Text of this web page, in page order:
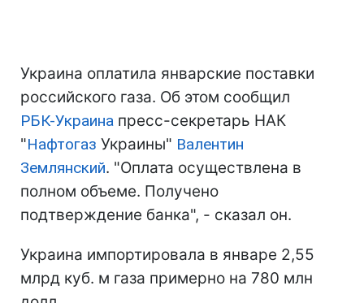
Украина оплатила январские поставки
российского газа. Об этом сообщил
РБК-Украина пресс-секретарь НАК
"Нафтогаз Украины" Валентин
Землянский. "Оплата осуществлена в
полном объеме. Получено
подтверждение банка", - сказал он.
Украина импортировала в январе 2,55
млрд куб. м газа примерно на 780 млн